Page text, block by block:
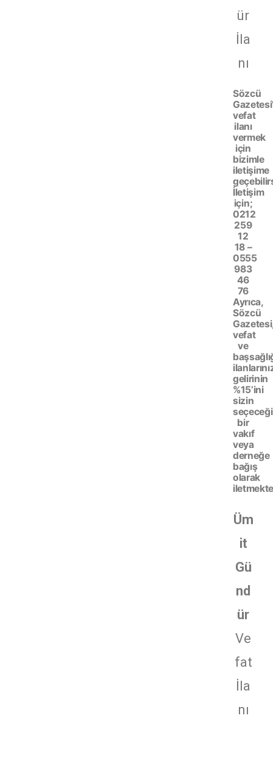
ür
İla
nı
Sözcü
vefat
ilanı
vermek
için
bizimle
iletişime
İletişim
için;
0212
259
12
18 –
0555
983
46
76
Ayrıca,
Sözcü
vefat
ve
gelirinin
%15’ini
sizin
bir
vakıf
veya
derneğe
bağış
olarak
Üm
it
Gü
nd
ür
Ve
fat
İla
nı